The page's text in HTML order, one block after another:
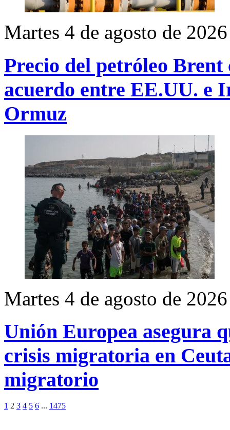
Martes 4 de agosto de 2026
Precio del petróleo Brent
acuerdo entre EE.UU. e
Ormuz
Martes 4 de agosto de 2026
Unión Europea asegura
crisis migratoria en
migratorio
1 2 3 4 5 6 ... 1475